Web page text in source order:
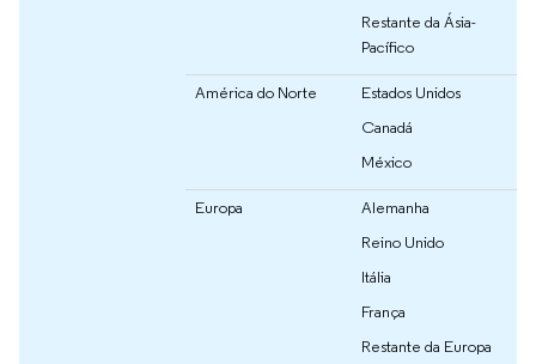
Restante da Ásia-
Pacífico
América do Norte
Estados Unidos
Canadá
México
Europa
Alemanha
Reino Unido
Itália
França
Restante da Europa